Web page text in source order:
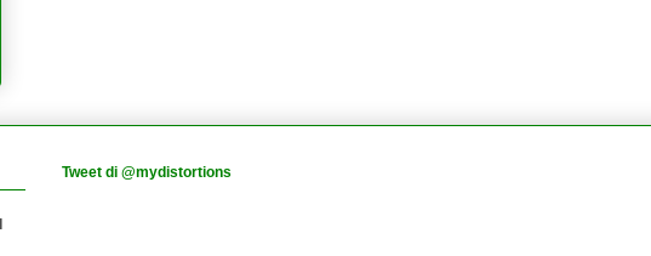
Tweet di @mydistortions